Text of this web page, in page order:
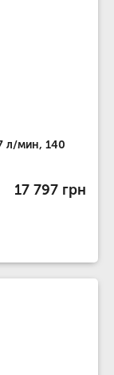
л/мин, 140
17 797 грн